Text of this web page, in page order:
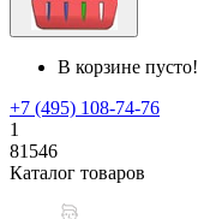
В корзине пусто!
+7 (495) 108-74-76
1
81546
Каталог товаров